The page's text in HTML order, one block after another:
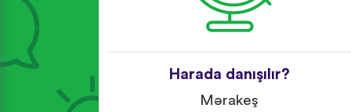
Harada danışılır?
Mərakeş